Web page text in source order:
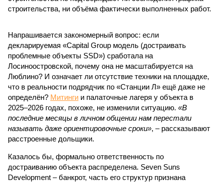
строительства, ни объёма фактически выполненных работ.
Напрашивается закономерный вопрос: если
декларируемая «Capital Group модель (достраивать
проблемные объекты SSD») сработала на
Лосиноостровской, почему она не масштабируется на
Люблино? И означает ли отсутствие техники на площадке,
что в реальности подрядчик по «Станции Л» ещё даже не
определён? Митинги и палаточные лагеря у объекта в
2025–2026 годах, похоже, не изменили ситуацию. «В
последние месяцы в личном общении нам перестали
называть даже ориентировочные сроки», – рассказывают
расстроенные дольщики.
Казалось бы, формально ответственность по
достраиванию объекта распределена. Seven Suns
Development – банкрот, часть его структур признана